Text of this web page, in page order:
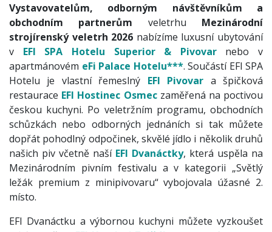
Vystavovatelům, odborným návštěvníkům a
obchodním partnerům veletrhu Mezinárodní
strojírenský veletrh 2026 nabízíme luxusní ubytování
v EFI SPA Hotelu Superior & Pivovar
nebo v
apartmánovém eFi Palace Hotelu***. Součástí EFI SPA
Hotelu je vlastní řemeslný EFI Pivovar a špičková
restaurace EFI Hostinec Osmeczaměřená na poctivou
českou kuchyni. Po veletržním programu, obchodních
schůzkách nebo odborných jednáních si tak můžete
dopřát pohodlný odpočinek, skvělé jídlo i několik druhů
našich piv včetně naší EFI Dvanáctky, která uspěla na
Mezinárodním pivním festivalu a v kategorii „Světlý
ležák premium z minipivovaru“ vybojovala úžasné 2.
místo.
EFI Dvanáctku a výbornou kuchyni můžete vyzkoušet